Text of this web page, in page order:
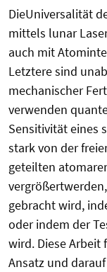
DieUniversalität
mittels lunar
auch mit
Letztere sind
mechanischer
verwenden
Sensitivität eines
stark von der
geteilten
gebracht wird,
oder indem der
wird. Diese Arbeit
Ansatz und